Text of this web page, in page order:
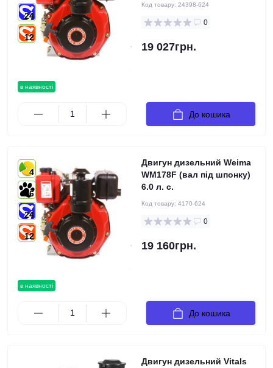
в наявності
24
12
Код товару: 24398-624
0
19 027грн.
До кошика
в наявності
4
6
24
12
Двигун дизельний Weima
WM178F (вал під шпонку)
6.0 л. с.
Код товару: 4170-624
0
19 160грн.
До кошика
Двигyн дизельний Vitals